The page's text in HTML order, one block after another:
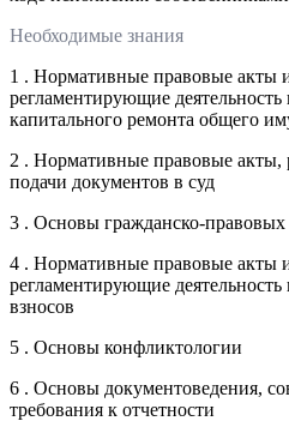
Необходимые знания
1 . Нормативные правовые акты
регламентирующие деятельность
капитального ремонта общего
2 . Нормативные правовые акты,
подачи документов в суд
3 . Основы гражданско-
4 . Нормативные правовые акты
регламентирующие
взносов
5 . Основы конфликтологии
6 . Основы документоведения,
требования к отчетности